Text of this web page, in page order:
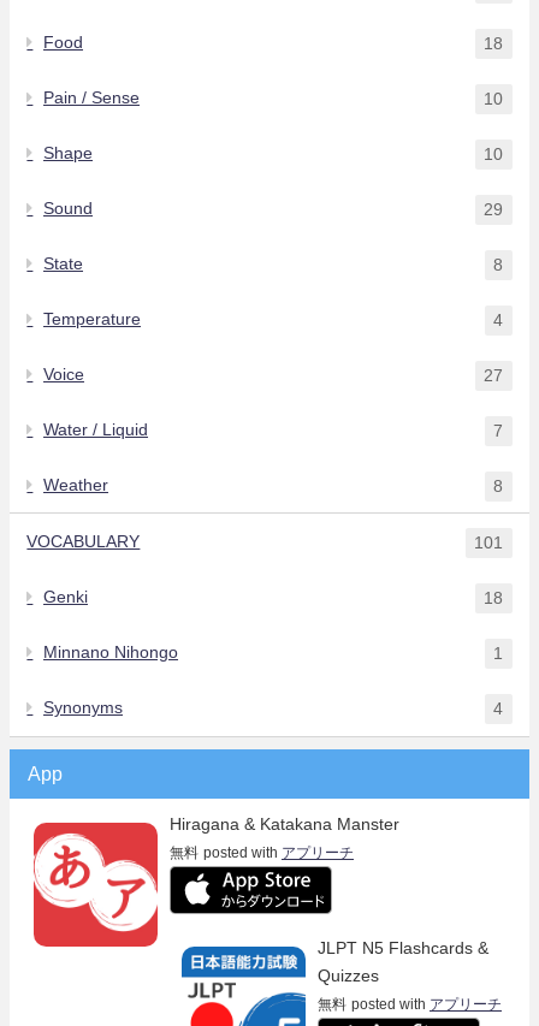
Food 18
Pain / Sense 10
Shape 10
Sound 29
State 8
Temperature 4
Voice 27
Water / Liquid 7
Weather 8
VOCABULARY 101
Genki 18
Minnano Nihongo 1
Synonyms 4
App
Hiragana & Katakana Manster
無料 posted with アプリーチ
JLPT N5 Flashcards &
Quizzes
無料 posted with アプリーチ